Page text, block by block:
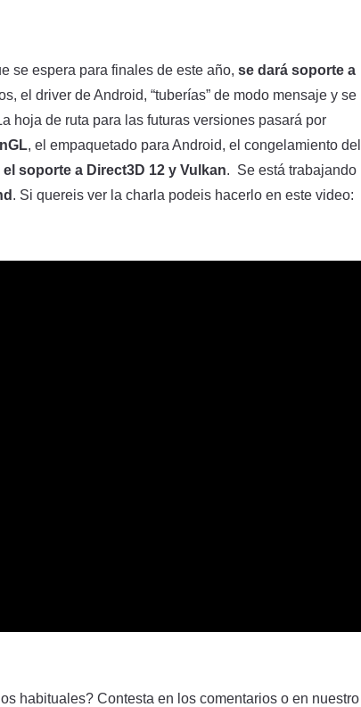
se espera para finales de este año, se dará soporte a
el driver de Android, “tuberías” de modo mensaje y se
hoja de ruta para las futuras versiones pasará por
, el empaquetado para Android, el congelamiento del
soporte a Direct3D 12 y Vulkan. Se está trabajando
. Si quereis ver la charla podeis hacerlo en este video:
habituales? Contesta en los comentarios o en nuestro